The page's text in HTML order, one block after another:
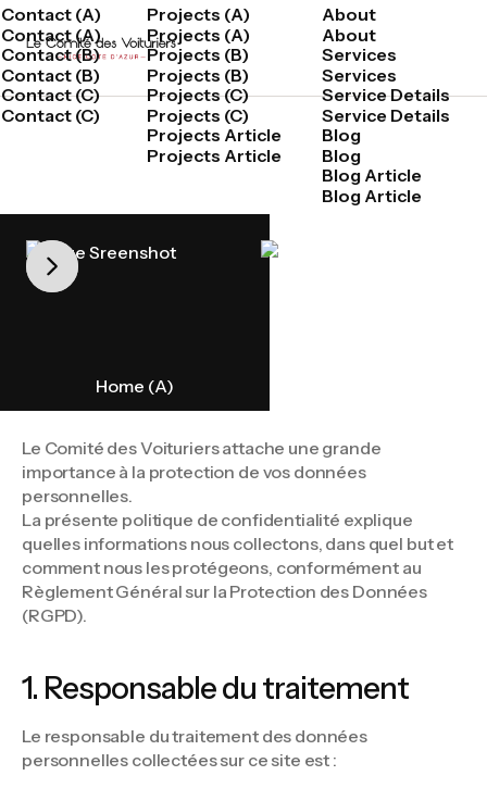
Home (A)
Contact (A)
Contact (A)
Contact (B)
Contact (B)
Contact (C)
Contact (C)
Projects (A)
Projects (A)
Projects (B)
Projects (B)
Projects (C)
Projects (C)
Projects Article
Projects Article
About
About
Services
Services
Service Details
Service Details
Blog
Blog
Blog Article
Blog Article
Buy Template
Le Comité des Voituriers attache une grande
importance à la protection de vos données
personnelles.
La présente politique de confidentialité explique
quelles informations nous collectons, dans quel but et
comment nous les protégeons, conformément au
Règlement Général sur la Protection des Données
(RGPD).
1. Responsable du traitement
Le responsable du traitement des données
personnelles collectées sur ce site est :